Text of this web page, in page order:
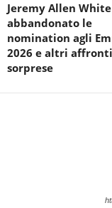
Jeremy Allen
abbandonato le
nomination agli
2026 e altri
sorprese